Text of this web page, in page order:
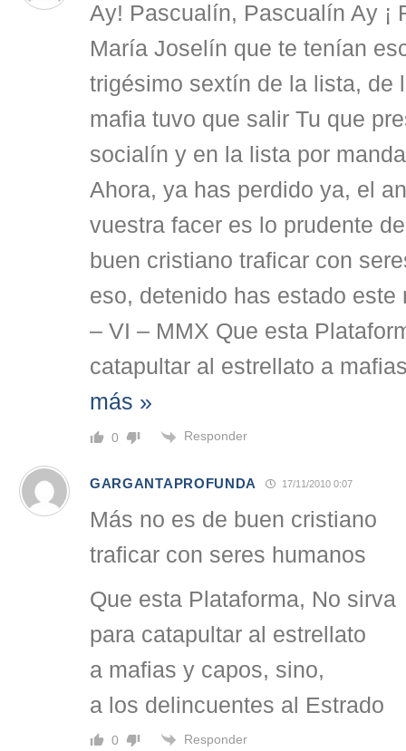
Ay! Pascualín, Pascualín Ay ¡
María Joselín que te tenían
trigésimo sextín de la lista, de
mafia tuvo que salir Tu que
socialín y en la lista por
Ahora, ya has perdido ya, el
vuestra facer es lo prudente
buen cristiano traficar con
eso, detenido has estado este
– VI – MMX Que esta
catapultar al estrellato a
más »
0 Responder
GARGANTAPROFUNDA 17/11/2010 0:07
Más no es de buen cristiano
traficar con seres humanos
Que esta Plataforma, No sirva
para catapultar al estrellato
a mafias y capos, sino,
a los delincuentes al Estrado
0 Responder